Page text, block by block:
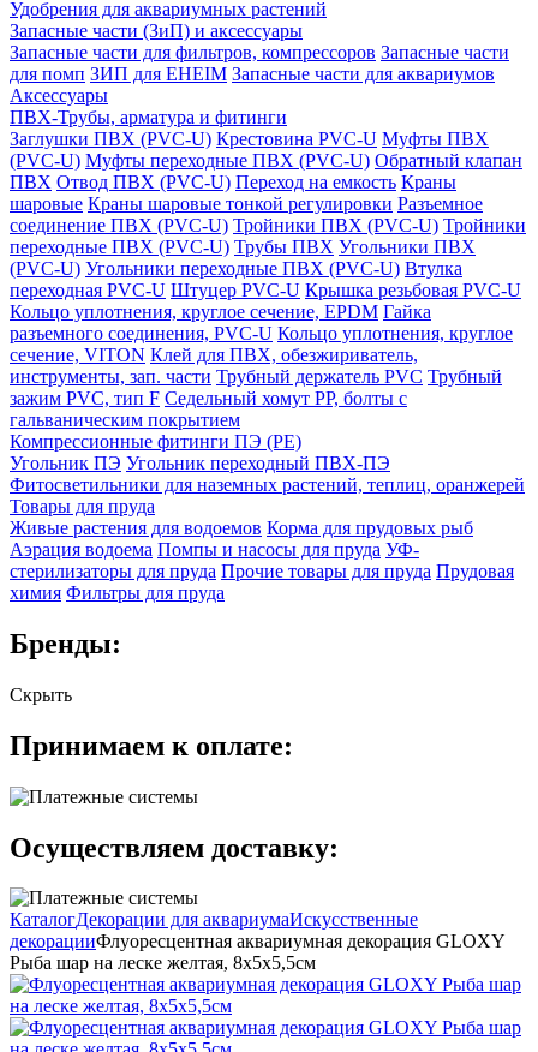
Удобрения для аквариумных растений
Запасные части (ЗиП) и аксессуары
Запасные части для фильтров, компрессоров Запасные части
для помп ЗИП для EHEIM Запасные части для аквариумов
Аксессуары
ПВХ-Трубы, арматура и фитинги
Заглушки ПВХ (PVC-U) Крестовина PVC-U Муфты ПВХ
(PVC-U) Муфты переходные ПВХ (PVC-U) Обратный клапан
ПВХ Отвод ПВХ (PVC-U) Переход на емкость Краны
шаровые Краны шаровые тонкой регулировки Разъемное
соединение ПВХ (PVC-U) Тройники ПВХ (PVC-U) Тройники
переходные ПВХ (PVC-U) Трубы ПВХ Угольники ПВХ
(PVC-U) Угольники переходные ПВХ (PVC-U) Втулка
переходная PVC-U Штуцер PVC-U Крышка резьбовая PVC-U
Кольцо уплотнения, круглое сечение, EPDM Гайка
разъемного соединения, PVC-U Кольцо уплотнения, круглое
сечение, VITON Клей для ПВХ, обезжириватель,
инструменты, зап. части Трубный держатель PVC Трубный
зажим PVC, тип F Седельный хомут PP, болты с
гальваническим покрытием
Компрессионные фитинги ПЭ (PE)
Угольник ПЭ Угольник переходный ПВХ-ПЭ
Фитосветильники для наземных растений, теплиц, оранжерей
Товары для пруда
Живые растения для водоемов Корма для прудовых рыб
Аэрация водоема Помпы и насосы для пруда УФ-
стерилизаторы для пруда Прочие товары для пруда Прудовая
химия Фильтры для пруда
Бренды:
Скрыть
Принимаем к оплате:
Осуществляем доставку:
КаталогДекорации для аквариумаИскусственные
декорацииФлуоресцентная аквариумная декорация GLOXY
Рыба шар на леске желтая, 8х5х5,5см